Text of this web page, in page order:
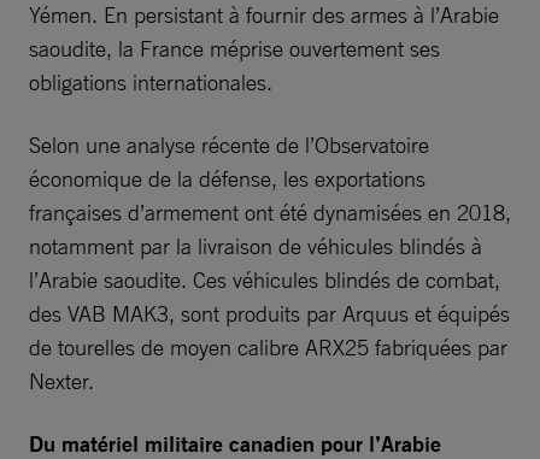
Yémen. En persistant à fournir des armes à l’Arabie
saoudite, la France méprise ouvertement ses
obligations internationales.
Selon une analyse récente de l’Observatoire
économique de la défense, les exportations
françaises d’armement ont été dynamisées en 2018,
notamment par la livraison de véhicules blindés à
l’Arabie saoudite. Ces véhicules blindés de combat,
des VAB MAK3, sont produits par Arquus et équipés
de tourelles de moyen calibre ARX25 fabriquées par
Nexter.
Du matériel militaire canadien pour l’Arabie